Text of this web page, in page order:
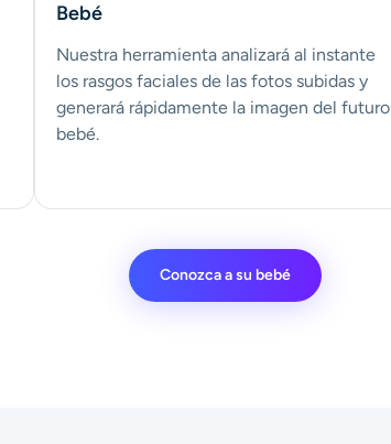
Bebé
Nuestra herramienta analizará al instante
los rasgos faciales de las fotos subidas y
generará rápidamente la imagen del futuro
bebé.
Conozca a su bebé